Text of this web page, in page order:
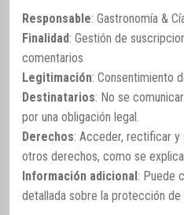
Responsable: Gastronomía &
Finalidad: Gestión de
comentarios
Legitimación: Consentimiento
Destinatarios: No se
por una obligación legal.
Derechos: Acceder, rectificar y
otros derechos, como se
Información adicional : Puede
detallada sobre la protección de